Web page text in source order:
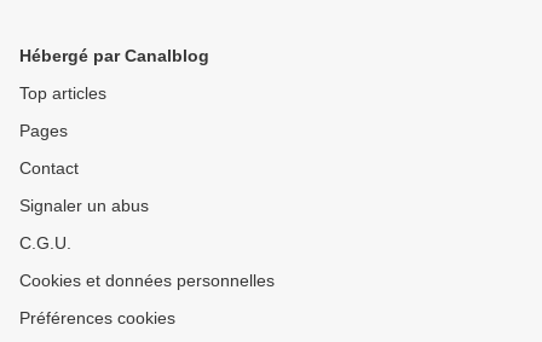
Hébergé par Canalblog
Top articles
Pages
Contact
Signaler un abus
C.G.U.
Cookies et données personnelles
Préférences cookies